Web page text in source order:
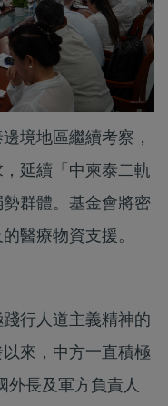
境地區繼續考察，
延續「中柬泰二軌
群體。基金會將密
醫療物資支援。
行人道主義精神的
來，中方一直積極
外長及軍方負責人